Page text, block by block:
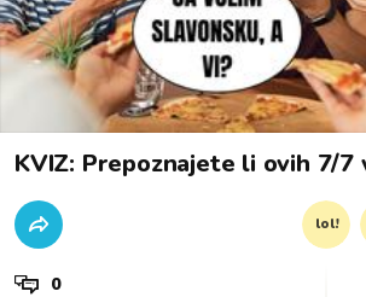
KVIZ: Prepoznajete li ovih 7/7
lol!
0